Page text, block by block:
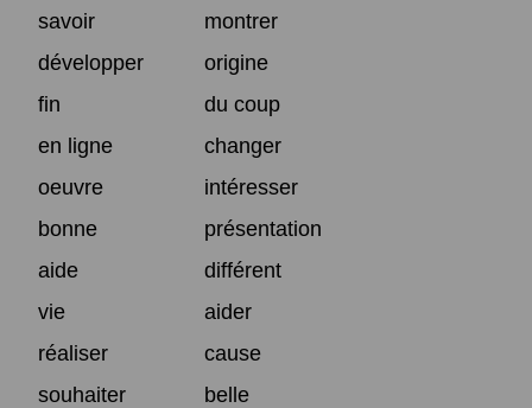
savoir
montrer
développer
origine
fin
du coup
en ligne
changer
oeuvre
intéresser
bonne
présentation
aide
différent
vie
aider
réaliser
cause
souhaiter
belle